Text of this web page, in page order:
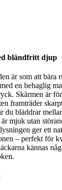
bländfritt djup
är som att bära
en behaglig
Skärmen är
framträder
du bläddrar
mjuk utan
ger ett
– perfekt för
kännas